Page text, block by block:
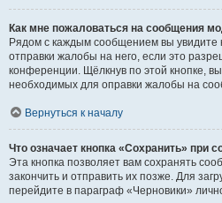
Как мне пожаловаться на сообщения
Рядом с каждым сообщением вы увидите
отправки жалобы на него, если это
конференции. Щёлкнув по этой кнопке,
необходимых для оправки жалобы на
Вернуться к началу
Что означает кнопка «Сохранить» при
Эта кнопка позволяет вам сохранять
закончить и отправить их позже. Для
перейдите в параграф «Черновики»